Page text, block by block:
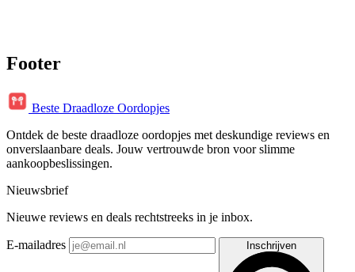
Footer
Beste Draadloze Oordopjes
Ontdek de beste draadloze oordopjes met deskundige reviews en
onverslaanbare deals. Jouw vertrouwde bron voor slimme
aankoopbeslissingen.
Nieuwsbrief
Nieuwe reviews en deals rechtstreeks in je inbox.
E-mailadres Inschrijven